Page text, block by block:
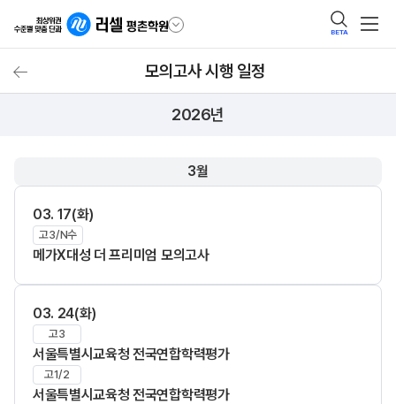
BETA
모의고사 시행 일정
모의고사 시행 일정
2026년
3월
03. 17(화)
고3/N수
메가X대성 더 프리미엄 모의고사
03. 24(화)
고3
서울특별시교육청 전국연합학력평가
고1/2
서울특별시교육청 전국연합학력평가